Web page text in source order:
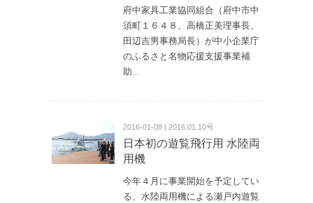
府中家具工業協同組合（府中市中
須町１６４８、高橋正美理事長、
田辺吉男事務局長）が中小企業庁
のふるさと名物応援支援事業補
助...
2016-01-08 | 2016.01.10号
日本初の遊覧飛行用 水陸両
用機
今年４月に事業開始を予定してい
る、水陸両用機による瀬戸内遊覧